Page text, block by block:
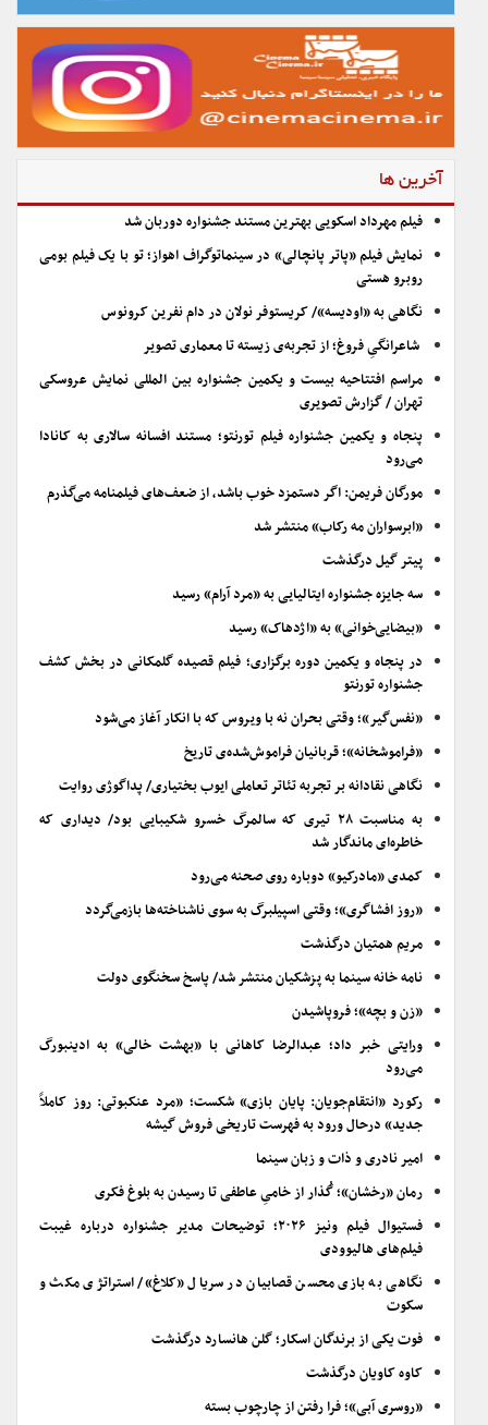
آخرین ها
فیلم مهرداد اسکویی بهترین مستند جشنواره دوربان شد
نمایش فیلم «پاتر پانچالی» در سینماتوگراف اهواز؛ تو با یک فیلم بومی
روبرو هستی
نگاهی به «اودیسه»/ کریستوفر نولان در دام نفرین کرونوس
شاعرانگیِ فروغ؛ از تجربه‌ی زیسته تا معماری تصویر
مراسم افتتاحیه بیست و یکمین جشنواره بین المللی نمایش عروسکی
تهران / گزارش تصویری
پنجاه و یکمین جشنواره فیلم تورنتو؛ مستند افسانه سالاری به کانادا
می‌رود
مورگان فریمن: اگر دستمزد خوب باشد، از ضعف‌های فیلمنامه می‌گذرم
«ابرسواران مه رکاب» منتشر شد
پیتر گیل درگذشت
سه جایزه جشنواره ایتالیایی به «مرد آرام» رسید
«بیضایی‌خوانی» به «اژدهاک» رسید
در پنجاه و یکمین دوره برگزاری؛ فیلم قصیده گلمکانی در بخش کشف
جشنواره تورنتو
«نفس‌گیر»؛ وقتی بحران نه با ویروس که با انکار آغاز می‌شود
«فراموشخانه»؛ قربانیان فراموش‌شده‌ی تاریخ
نگاهی نقادانه بر تجربه تئاتر تعاملی ایوب بختیاری/ پداگوژی روایت
به مناسبت ۲۸ تیری که سالمرگ خسرو شکیبایی بود/ دیداری که
خاطره‌ای ماندگار شد
کمدی «مادرکیو» دوباره روی صحنه می‌رود
«روز افشاگری»؛ وقتی اسپیلبرگ به سوی ناشناخته‌ها بازمی‌گردد
مریم همتیان درگذشت
نامه خانه سینما به پزشکیان منتشر شد/ پاسخ سخنگوی دولت
«زن و بچه»؛ فروپاشیدن
ورایتی خبر داد؛ عبدالرضا کاهانی با «بهشت خالی» به ادینبورگ
می‌رود
رکورد «انتقام‌جویان: پایان بازی» شکست؛ «مرد عنکبوتی: روز کاملاً
جدید» درحال ورود به فهرست تاریخی فروش گیشه
امیر نادری و ذات و زبان سینما
رمان «رخشان»؛ گُذار از خامیِ عاطفی تا رسیدن به بلوغ فکری
فستیوال فیلم ونیز ۲۰۲۶؛ توضیحات مدیر جشنواره درباره غیبت
فیلم‌های هالیوودی
نگاهی به بازی محسن قصابیان در سریال «کلاغ»/ استراتژی مکث و
سکوت
فوت یکی از برندگان اسکار؛ گلن هانسارد درگذشت
کاوه کاویان درگذشت
«روسری آبی»؛ فرا رفتن از چارچوب بسته